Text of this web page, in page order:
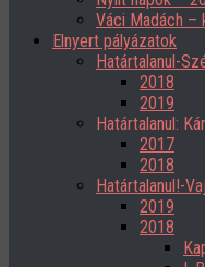
Váci Madách –
Elnyert pályázatok
Határtalanul-
2018
2019
Határtalanul:
2017
2018
Határtalanul!-
2019
2018